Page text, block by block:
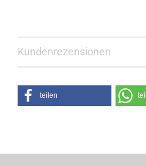
Kundenrezensionen
teilen